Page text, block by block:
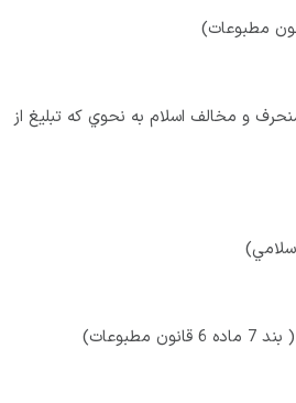
و مخالف اسلام به نحوي كه تبليغ از